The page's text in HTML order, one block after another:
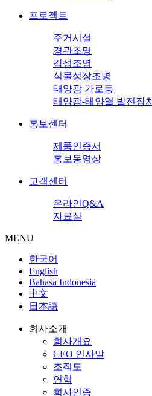
프로젝트
주거시설
경관조명
감성조명
식물성장조명
태양광 가로등
태양광-태양열 발전장치
홍보센터
제품인증서
홍보동영상
고객센터
온라인Q&A
자료실
MENU
한국어
English
Bahasa Indonesia
中文
日本語
회사소개
회사개요
CEO 인사말
조직도
연혁
회사인증